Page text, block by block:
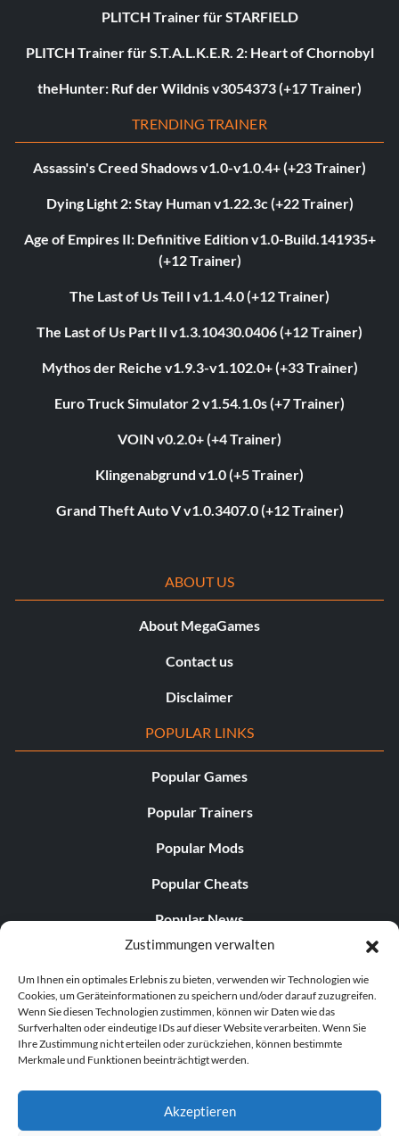
Zustimmungen verwalten
Um Ihnen ein optimales Erlebnis zu bieten, verwenden wir Technologien wie
Cookies, um Geräteinformationen zu speichern und/oder darauf zuzugreifen.
Wenn Sie diesen Technologien zustimmen, können wir Daten wie das
Surfverhalten oder eindeutige IDs auf dieser Website verarbeiten. Wenn Sie
Ihre Zustimmung nicht erteilen oder zurückziehen, können bestimmte
Merkmale und Funktionen beeinträchtigt werden.
Akzeptieren
PLITCH Trainer für STARFIELD
PLITCH Trainer für S.T.A.L.K.E.R. 2: Heart of Chornobyl
theHunter: Ruf der Wildnis v3054373 (+17 Trainer)
TRENDING TRAINER
Assassin's Creed Shadows v1.0-v1.0.4+ (+23 Trainer)
Dying Light 2: Stay Human v1.22.3c (+22 Trainer)
Age of Empires II: Definitive Edition v1.0-Build.141935+
(+12 Trainer)
The Last of Us Teil I v1.1.4.0 (+12 Trainer)
The Last of Us Part II v1.3.10430.0406 (+12 Trainer)
Mythos der Reiche v1.9.3-v1.102.0+ (+33 Trainer)
Euro Truck Simulator 2 v1.54.1.0s (+7 Trainer)
VOIN v0.2.0+ (+4 Trainer)
Klingenabgrund v1.0 (+5 Trainer)
Grand Theft Auto V v1.0.3407.0 (+12 Trainer)
ABOUT US
About MegaGames
Contact us
Disclaimer
POPULAR LINKS
Popular Games
Popular Trainers
Popular Mods
Popular Cheats
Popular News
Popular Editorials
Popular Free Games
LATEST UPDATES